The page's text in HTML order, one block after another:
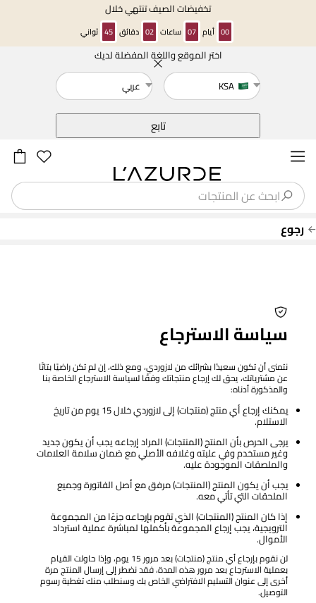
تخفيضات الصيف تنتهي خلال
00 أيام 07 ساعات 02 دقائق 45 ثواني
اختر الموقع واللغة المفضلة لديك
KSA
عربي
تابع
رجوع
سياسة الاسترجاع
نتمنى أن تكون سعيدًا بشرائك من لازوردي، ومع ذلك، إن لم تكن راضيًا بتاتًا
عن مشترياتك، يحق لك إرجاع منتجاتك وفقًا لسياسة الاسترجاع الخاصة بنا
والمذكورة أدناه:
يمكنك إرجاع أي منتج (منتجات) إلى لازوردي خلال 15 يوم من تاريخ
الاستلام.
يرجى الحرص بأن المنتج (المنتجات) المراد إرجاعه يجب أن يكون جديد
وغير مستخدم وفي علبته وغلافه الأصلي مع ضمان سلامة العلامات
والملصقات الموجودة عليه.
يجب أن يكون المنتج (المنتجات) مرفق مع أصل الفاتورة وجميع
الملحقات التي تأتي معه.
إذا كان المنتج (المنتجات) الذي تقوم بإرجاعه جزءًا من المجموعة
الترويجية، يجب إرجاع المجموعة بأكملها لمباشرة عملية استرداد
الأموال.
لن نقوم بإرجاع أي منتج (منتجات) بعد مرور 15 يوم، وإذا حاولت القيام
بعملية الاسترجاع بعد مرور هذه المدة، فقد نضطر إلى إرسال المنتج مرة
أخرى إلى عنوان التسليم الافتراضي الخاص بك وسنطلب منك تغطية رسوم
التوصيل.